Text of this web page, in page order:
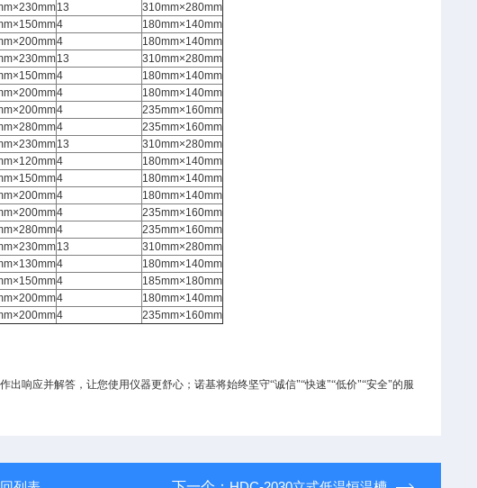
13
310mm×280mm
4
180mm×140mm
4
180mm×140mm
13
310mm×280mm
4
180mm×140mm
4
180mm×140mm
4
235mm×160mm
4
235mm×160mm
13
310mm×280mm
4
180mm×140mm
4
180mm×140mm
4
180mm×140mm
4
235mm×160mm
4
235mm×160mm
13
310mm×280mm
4
180mm×140mm
4
185mm×180mm
4
180mm×140mm
4
235mm×160mm
出响应并解答，让您使用仪器更舒心；诺基将始终坚守“诚信"“快速"“低价"“安全"的服